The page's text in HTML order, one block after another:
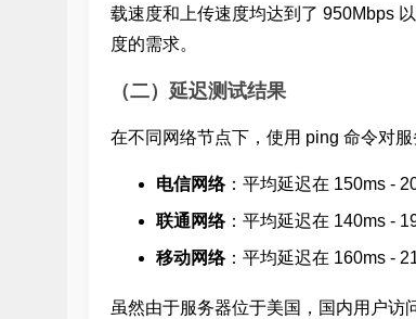
载速度和上传速度均达到了 950Mbps
度的需求。
（二）延迟测试结果
在不同网络节点下，使用 ping 命令对
电信网络：平均延迟在 150ms -
联通网络：平均延迟在 140ms -
移动网络：平均延迟在 160ms -
虽然由于服务器位于美国，国内用户